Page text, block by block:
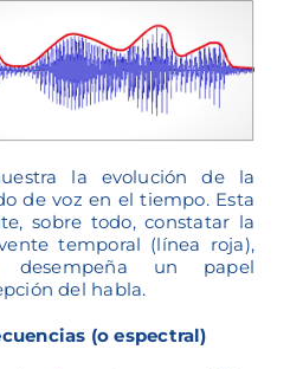
la evolución de la
de voz en el tiempo. Esta
sobre todo, constatar la
temporal (línea roja),
un papel
del habla.
(o espectral)